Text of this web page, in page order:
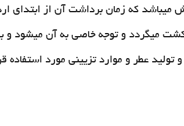
که زمان برداشت آن از ابتدای
میگردد و توجه خاصی به آن میشود و
عطر و موارد تزیینی مورد استفاده